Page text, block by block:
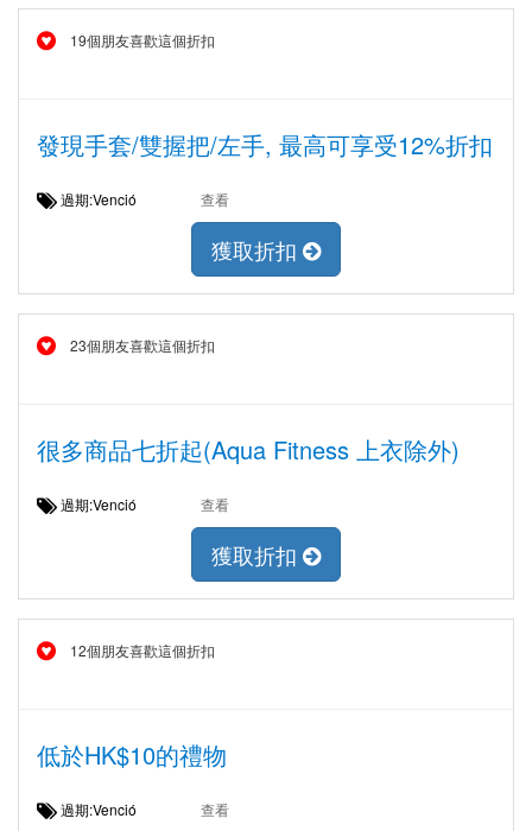
19個朋友喜歡這個折扣
發現手套/雙握把/左手, 最高可享受12%折扣
過期:Venció 查看
獲取折扣
23個朋友喜歡這個折扣
很多商品七折起(Aqua Fitness 上衣除外)
過期:Venció 查看
獲取折扣
12個朋友喜歡這個折扣
低於HK$10的禮物
過期:Venció 查看